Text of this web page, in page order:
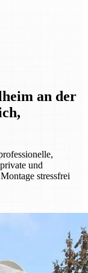
an der
und
stressfrei